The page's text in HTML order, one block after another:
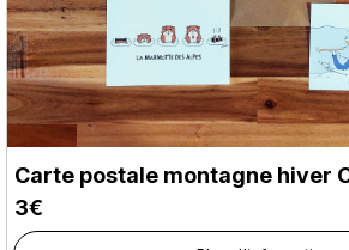
Carte postale montagne hiver
3€